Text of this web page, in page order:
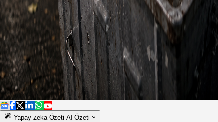
Yapay Zeka Özeti AI Özeti